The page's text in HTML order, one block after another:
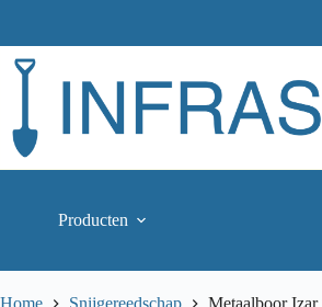
content
Producten